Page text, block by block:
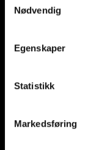
Nødvendig
Egenskaper
Statistikk
Markedsføring
Ramen
Verandas
Pro Services